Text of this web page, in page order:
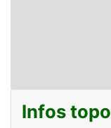
Infos topo